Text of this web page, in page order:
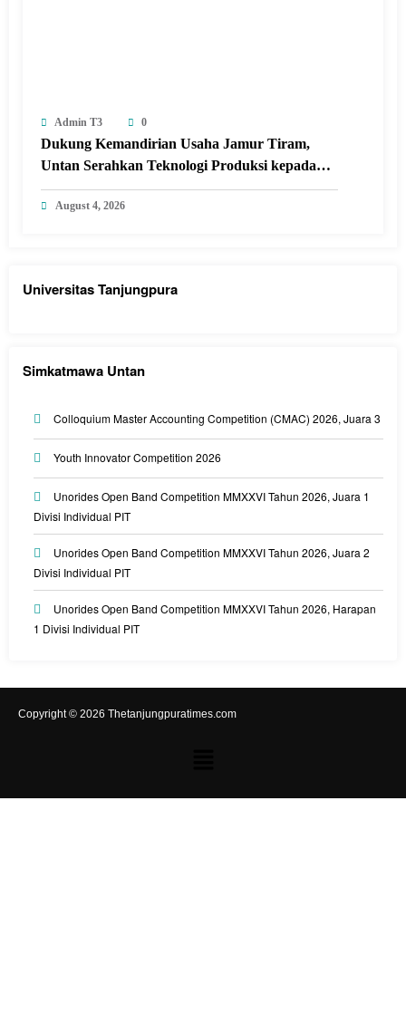
Admin T3 0
Dukung Kemandirian Usaha Jamur Tiram,
Untan Serahkan Teknologi Produksi kepada
Kelompok Tani Desa Arang Limbung
August 4, 2026
Universitas Tanjungpura
Simkatmawa Untan
Colloquium Master Accounting Competition (CMAC) 2026, Juara 3
Youth Innovator Competition 2026
Unorides Open Band Competition MMXXVI Tahun 2026, Juara 1
Divisi Individual PIT
Unorides Open Band Competition MMXXVI Tahun 2026, Juara 2
Divisi Individual PIT
Unorides Open Band Competition MMXXVI Tahun 2026, Harapan
1 Divisi Individual PIT
Copyright © 2026 Thetanjungpuratimes.com